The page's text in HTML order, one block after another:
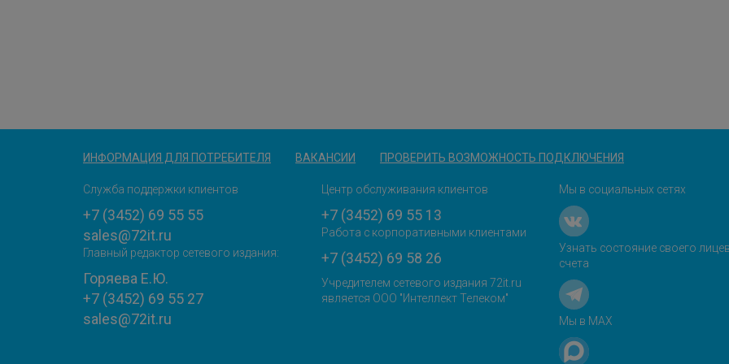
ИНФОРМАЦИЯ ДЛЯ ПОТРЕБИТЕЛЯ ВАКАНСИИ ПРОВЕРИТЬ ВОЗМОЖНОСТЬ ПОДКЛЮЧЕНИЯ
Служба поддержки клиентов
+7 (3452) 69 55 55
sales@72it.ru
Главный редактор сетевого издания:
Горяева Е.Ю.
+7 (3452) 69 55 27
sales@72it.ru
Центр обслуживания клиентов
+7 (3452) 69 55 13
Работа с корпоративными клиентами
+7 (3452) 69 58 26
Учредителем сетевого издания 72it.ru
является ООО "Интеллект Телеком"
Мы в социальных сетях
Узнать состояние своего
счета
Мы в MAX